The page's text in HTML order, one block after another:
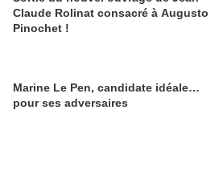
Claude Rolinat consacré à Augusto
Pinochet !
Marine Le Pen, candidate idéale…
pour ses adversaires